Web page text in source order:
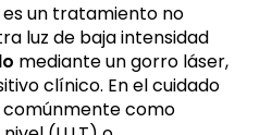
es un tratamiento no
luz de baja intensidad
mediante un gorro láser,
clínico. En el cuidado
como